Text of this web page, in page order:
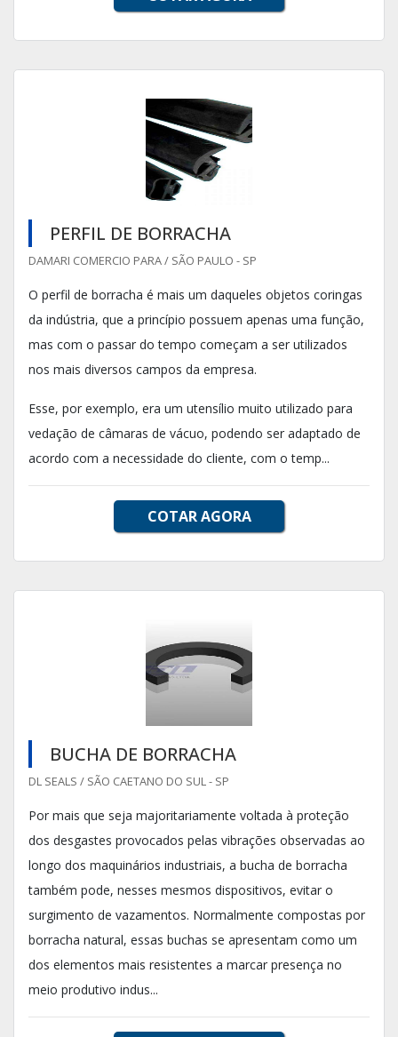
PERFIL DE BORRACHA
DAMARI COMERCIO PARA / SÃO PAULO - SP
O perfil de borracha é mais um daqueles objetos coringas
da indústria, que a princípio possuem apenas uma função,
mas com o passar do tempo começam a ser utilizados
nos mais diversos campos da empresa.
Esse, por exemplo, era um utensílio muito utilizado para
vedação de câmaras de vácuo, podendo ser adaptado de
acordo com a necessidade do cliente, com o temp...
COTAR AGORA
BUCHA DE BORRACHA
DL SEALS / SÃO CAETANO DO SUL - SP
Por mais que seja majoritariamente voltada à proteção
dos desgastes provocados pelas vibrações observadas ao
longo dos maquinários industriais, a bucha de borracha
também pode, nesses mesmos dispositivos, evitar o
surgimento de vazamentos. Normalmente compostas por
borracha natural, essas buchas se apresentam como um
dos elementos mais resistentes a marcar presença no
meio produtivo indus...